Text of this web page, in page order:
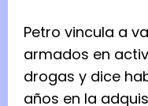
Petro vincula a
armados en
drogas y dice
años en la